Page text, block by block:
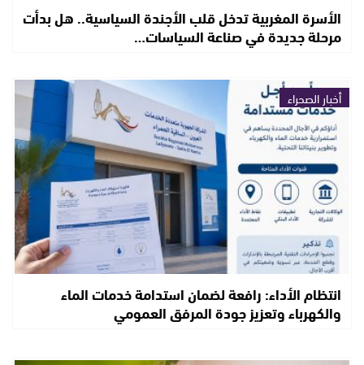
الأسرة المغربية تدخل قلب الأجندة السياسية.. هل بدأت
مرحلة جديدة في صناعة السياسات…
أخبار الصحراء
انتظام الأداء: رافعة لضمان استدامة خدمات الماء
والكهرباء وتعزيز جودة المرفق العمومي